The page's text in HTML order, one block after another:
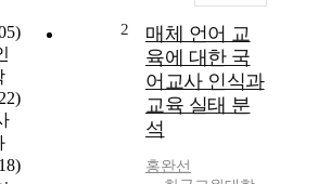
2
매체 언어 교
육에 대한 국
어교사 인식과
교육 실태 분
석
홍완선